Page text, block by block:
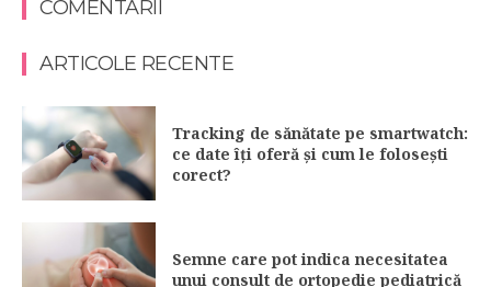
COMENTARII
ARTICOLE RECENTE
Tracking de sănătate pe smartwatch:
ce date îți oferă și cum le folosești
corect?
Semne care pot indica necesitatea
unui consult de ortopedie pediatrică